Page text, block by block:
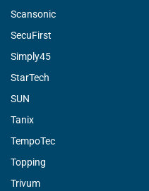
Scansonic
SecuFirst
Simply45
StarTech
SUN
Tanix
TempoTec
Topping
Trivum